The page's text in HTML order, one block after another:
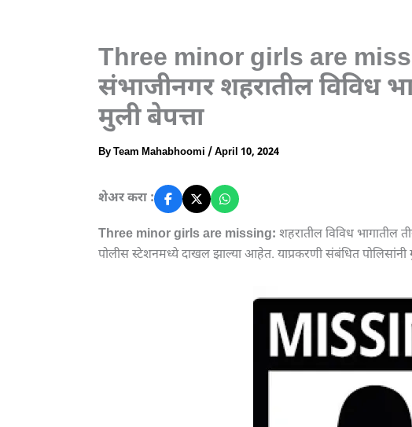
Three minor girls are
संभाजीनगर शहरातील विविध
मुली बेपत्ता
ByTeam Mahabhoomi /April 10, 2024
शेअर करा :
Three minor girls are missing: शहरातील विविध भागातील
पोलीस स्टेशनमध्ये दाखल झाल्या आहेत. याप्रकरणी संबंधित